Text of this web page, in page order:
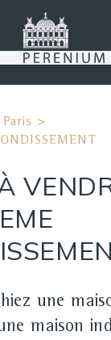
>
une
maison